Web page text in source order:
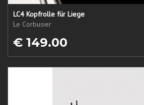
LC4 Kopfrolle für Liege
Le Corbusier
€ 149.00